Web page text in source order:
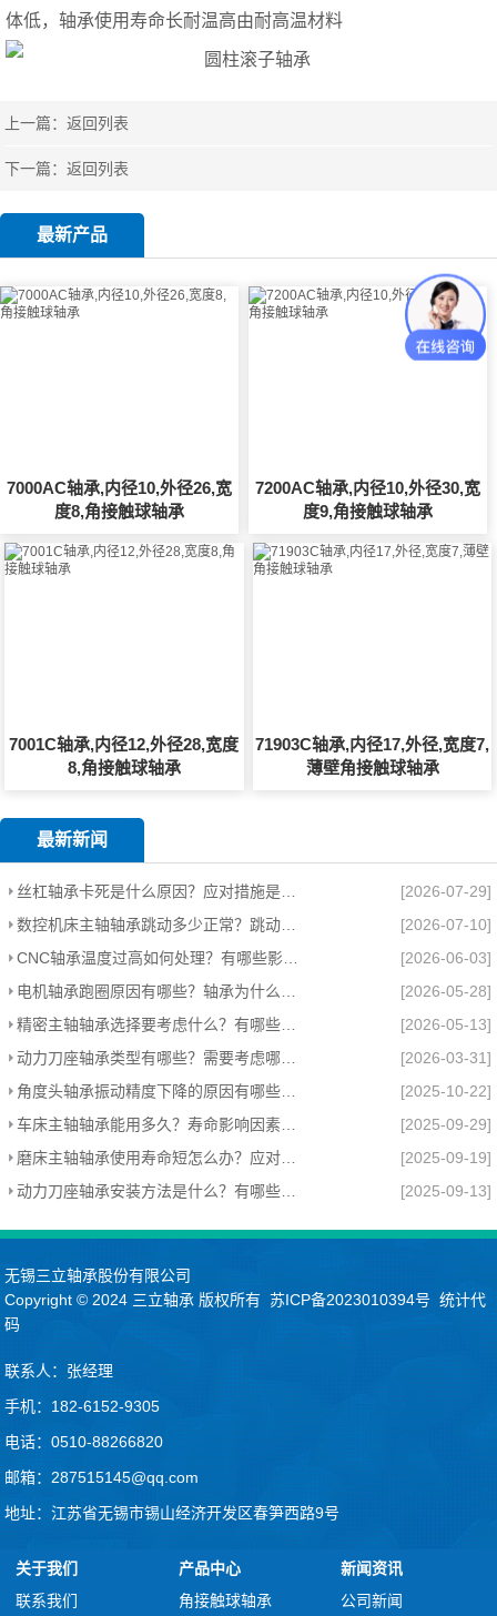
体低，轴承使用寿命长耐温高由耐高温材料
上一篇：返回列表
下一篇：返回列表
最新产品
7000AC轴承,内径10,外径26,宽
度8,角接触球轴承
7200AC轴承,内径10,外径30,宽
度9,角接触球轴承
7001C轴承,内径12,外径28,宽度
8,角接触球轴承
71903C轴承,内径17,外径,宽度7,
薄壁角接触球轴承
最新新闻
[2026-07-29]
[2026-07-10]
[2026-06-03]
[2026-05-28]
[2026-05-13]
[2026-03-31]
[2025-10-22]
[2025-09-29]
[2025-09-19]
[2025-09-13]
无锡三立轴承股份有限公司
Copyright © 2024 三立轴承 版权所有苏ICP备2023010394号 统计代
码
联系人：张经理
手机：182-6152-9305
电话：0510-88266820
邮箱：287515145@qq.com
地址：江苏省无锡市锡山经济开发区春笋西路9号
关于我们
联系我们
产品中心
角接触球轴承
新闻资讯
公司新闻